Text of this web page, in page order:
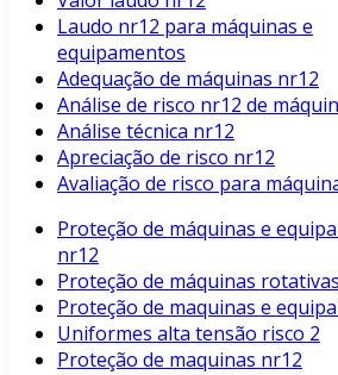
Laudo nr12 para máquinas e
equipamentos
Adequação de máquinas nr12
Análise de risco nr12 de
Análise técnica nr12
Apreciação de risco nr12
Avaliação de risco para
Proteção de máquinas e
nr12
Proteção de máquinas rotativas
Proteção de maquinas e
Uniformes alta tensão risco 2
Proteção de maquinas nr12